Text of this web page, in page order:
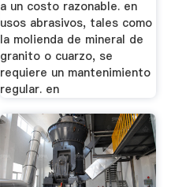
a un costo razonable. en
usos abrasivos, tales como
la molienda de mineral de
granito o cuarzo, se
requiere un mantenimiento
regular. en